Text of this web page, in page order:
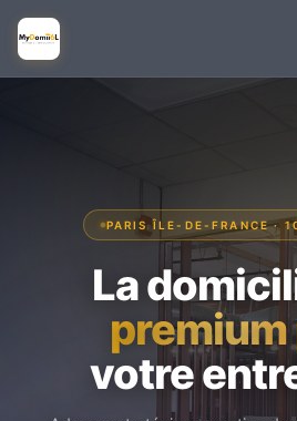
PARIS ÎLE-DE-FRANCE ·
La
votre